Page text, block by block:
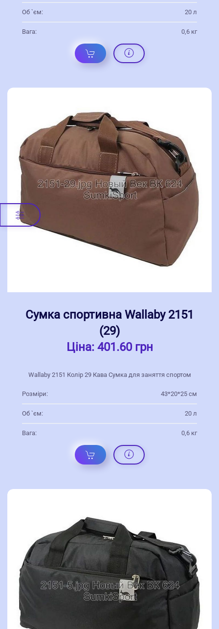
Об `єм: 20 л
Вага: 0,6 кг
Сумка спортивна Wallaby 2151
(29)
Ціна: 401.60 грн
Wallaby 2151 Колір 29 Кава Сумка для заняття спортом
Розміри: 43*20*25 см
Об `єм: 20 л
Вага: 0,6 кг